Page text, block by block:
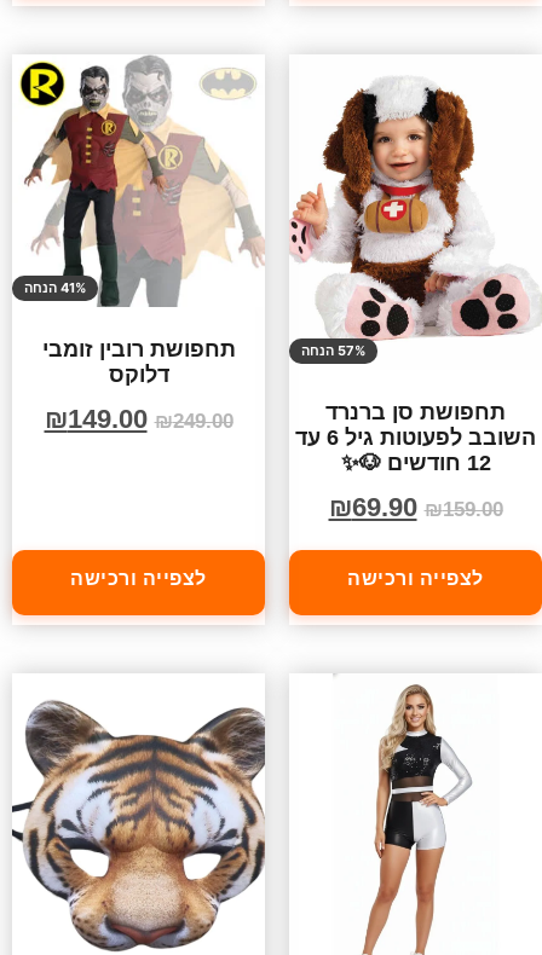
57% הנחה
תחפושת סן ברנרד
השובב לפעוטות גיל 6 עד
12 חודשים 🐶✨
₪159.00
₪69.90
לצפייה ורכישה
41% הנחה
תחפושת רובין זומבי
דלוקס
₪249.00
₪149.00
לצפייה ורכישה